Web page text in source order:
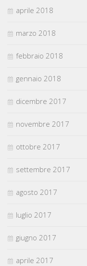
aprile 2018
marzo 2018
febbraio 2018
gennaio 2018
dicembre 2017
novembre 2017
ottobre 2017
settembre 2017
agosto 2017
luglio 2017
giugno 2017
aprile 2017